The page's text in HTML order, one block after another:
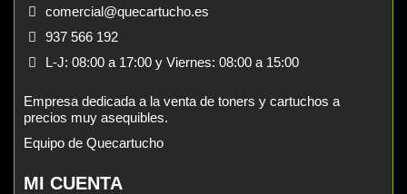
comercial@quecartucho.es
937 566 192
L-J: 08:00 a 17:00 y Viernes: 08:00 a 15:00
Empresa dedicada a la venta de toners y cartuchos a
precios muy asequibles.
Equipo de Quecartucho
MI CUENTA